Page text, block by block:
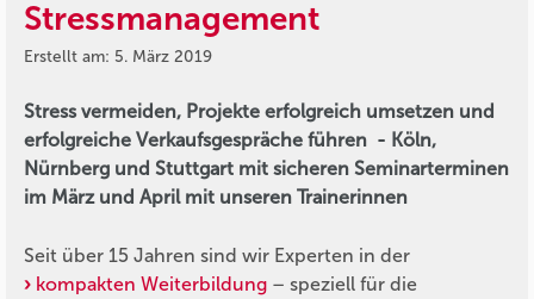
Stressmanagement
Erstellt am: 5. März 2019
Stress vermeiden, Projekte erfolgreich umsetzen und
erfolgreiche Verkaufsgespräche führen - Köln,
Nürnberg und Stuttgart mit sicheren Seminarterminen
im März und April mit unseren Trainerinnen
Seit über 15 Jahren sind wir Experten in der
kompakten Weiterbildung – speziell für die